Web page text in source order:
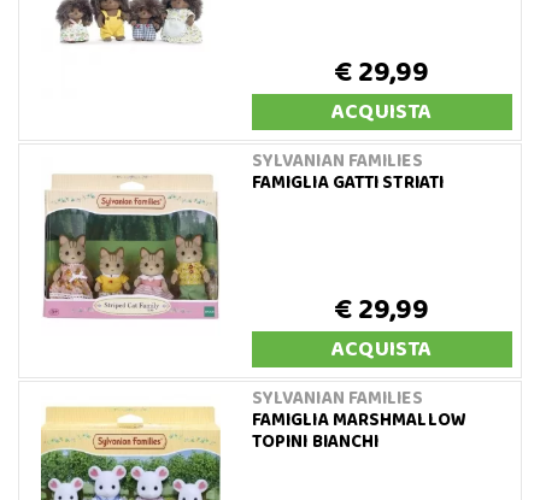
€ 29,99
ACQUISTA
SYLVANIAN FAMILIES
FAMIGLIA GATTI STRIATI
€ 29,99
ACQUISTA
SYLVANIAN FAMILIES
FAMIGLIA MARSHMALLOW
TOPINI BIANCHI